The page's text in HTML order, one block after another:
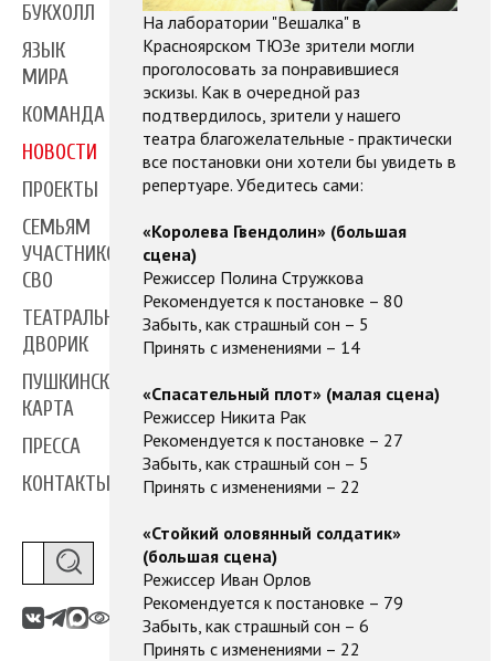
БУКХОЛЛ
ЯЗЫК
МИРА
КОМАНДА
НОВОСТИ
ПРОЕКТЫ
СЕМЬЯМ
УЧАСТНИКОВ
СВО
ТЕАТРАЛЬНЫЙ
ДВОРИК
ПУШКИНСКАЯ
КАРТА
ПРЕССА
КОНТАКТЫ
На лаборатории "Вешалка" в
Красноярском ТЮЗе зрители могли
проголосовать за понравившиеся
эскизы. Как в очередной раз
подтвердилось, зрители у нашего
театра благожелательные - практически
все постановки они хотели бы увидеть в
репертуаре. Убедитесь сами:
«Королева Гвендолин» (большая
сцена)
Режиссер Полина Стружкова
Рекомендуется к постановке – 80
Забыть, как страшный сон – 5
Принять с изменениями – 14
«Спасательный плот» (малая сцена)
Режиссер Никита Рак
Рекомендуется к постановке – 27
Забыть, как страшный сон – 5
Принять с изменениями – 22
«Стойкий оловянный солдатик»
(большая сцена)
Режиссер Иван Орлов
Рекомендуется к постановке – 79
Забыть, как страшный сон – 6
Принять с изменениями – 22